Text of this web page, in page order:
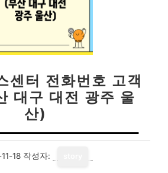
센터 전화번호 고객
대구 대전 광주 울
산)
18 작성자: